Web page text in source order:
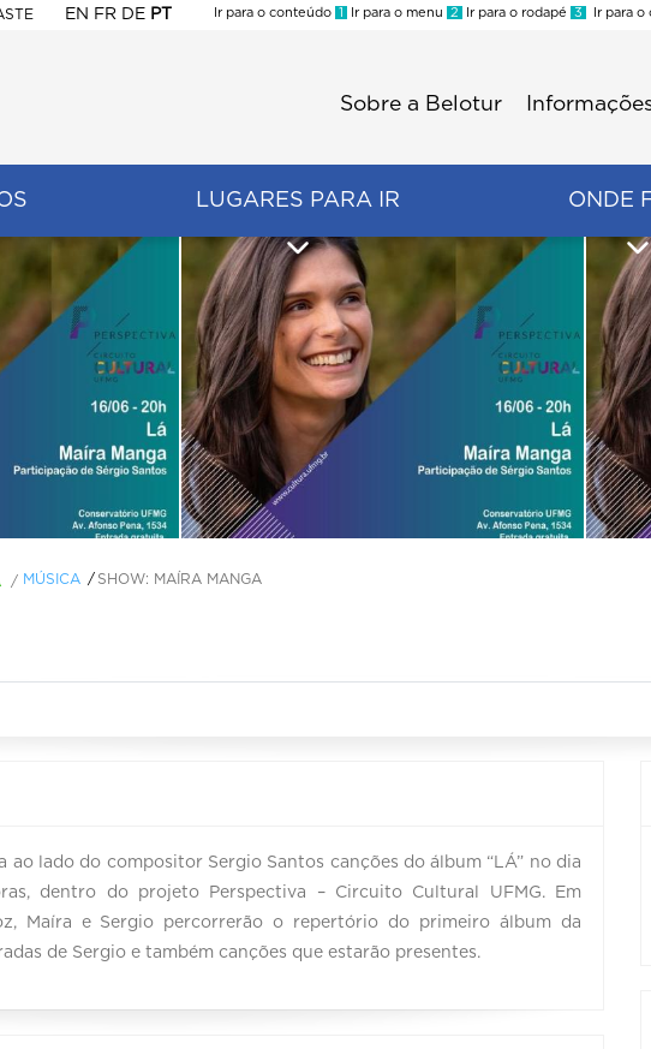
EN FR DE PT
Ir para o conteúdo 1 Ir para o menu 2 Ir para o rodapé 3 Ir para o
Sobre a Belotur
LUGARES PARA IR ONDE
/ MÚSICA SHOW: MAÍRA MANGA
ao lado do compositor Sergio Santos canções do álbum “LÁ” no dia
dentro do projeto Perspectiva – Circuito Cultural UFMG. Em
Maíra e Sergio percorrerão o repertório do primeiro álbum da
de Sergio e também canções que estarão presentes.